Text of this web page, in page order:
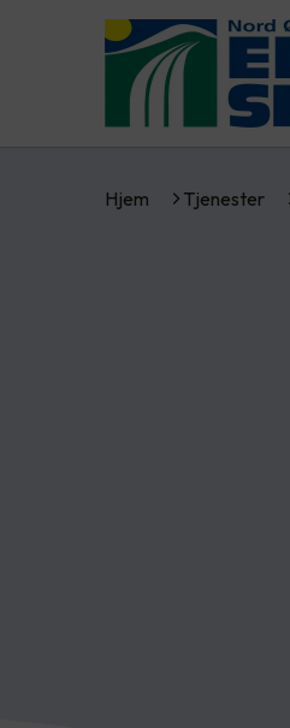
Hjem Tjenester